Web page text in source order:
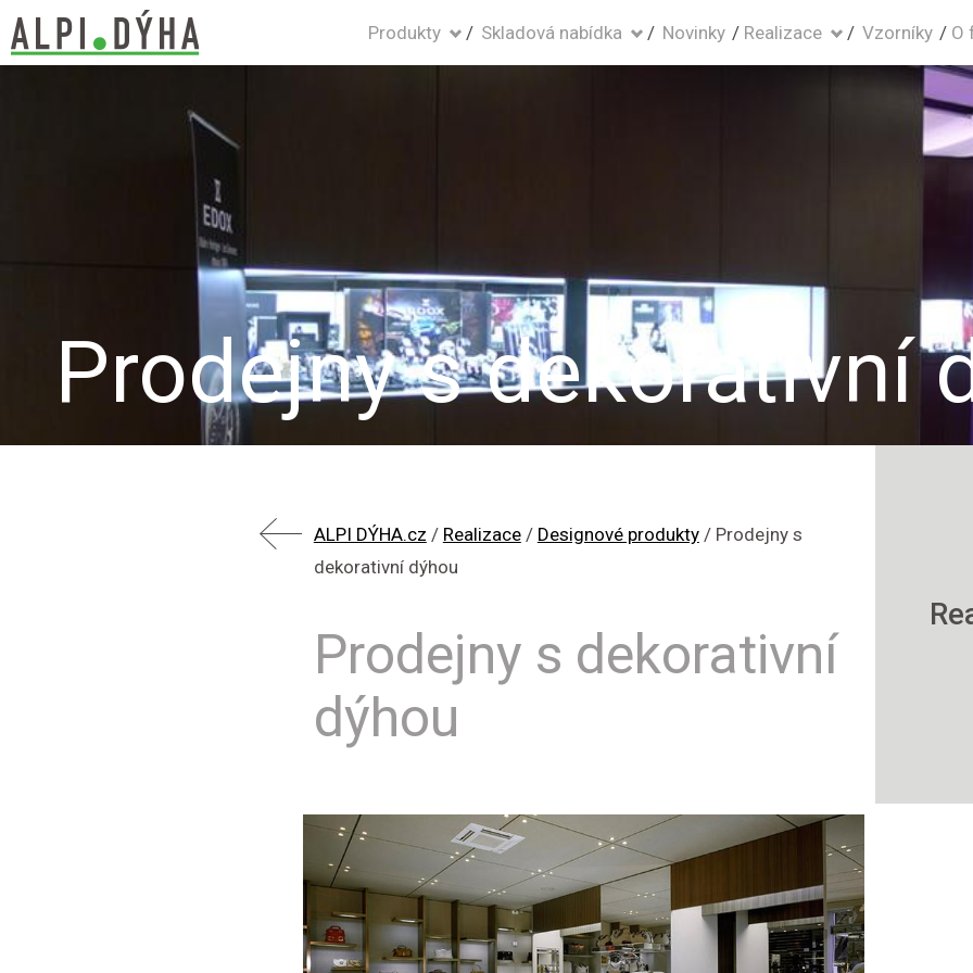
Produkty Skladová nabídka Novinky Realizace Vzorníky O
Prodejny s dekorativní
ALPI DÝHA.cz / Realizace / Designové produkty / Prodejny s
dekorativní dýhou
Prodejny s dekorativní
dýhou